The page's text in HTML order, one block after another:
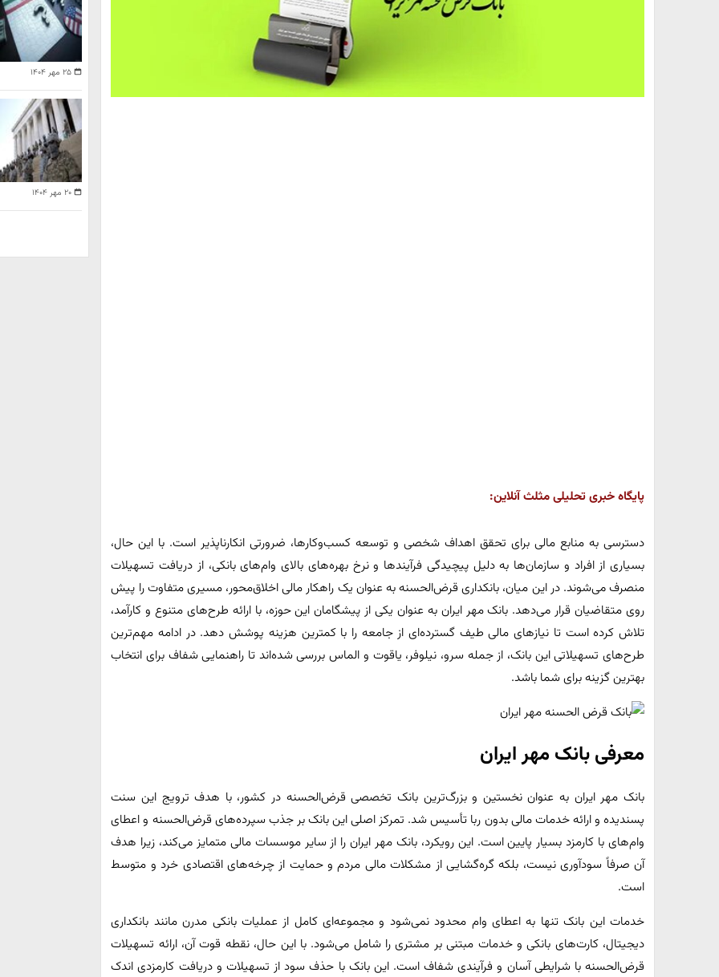
پایگاه خبری تحلیلی مثلث آنلاین:
دسترسی به منابع مالی برای تحقق اهداف شخصی و توسعه کسب‌وکارها، ضرورتی انکارناپذیر است. با این حال،
بسیاری از افراد و سازمان‌ها به دلیل پیچیدگی فرآیندها و نرخ بهره‌های بالای وام‌های بانکی، از دریافت تسهیلات
منصرف می‌شوند. در این میان، بانکداری قرض‌الحسنه به عنوان یک راهکار مالی اخلاق‌محور، مسیری متفاوت را پیش
روی متقاضیان قرار می‌دهد. بانک مهر ایران به عنوان یکی از پیشگامان این حوزه، با ارائه طرح‌های متنوع و کارآمد،
تلاش کرده است تا نیازهای مالی طیف گسترده‌ای از جامعه را با کمترین هزینه پوشش دهد. در ادامه مهم‌ترین
طرح‌های تسهیلاتی این بانک، از جمله سرو، نیلوفر، یاقوت و الماس بررسی شده‌اند تا راهنمایی شفاف برای انتخاب
بهترین گزینه برای شما باشد.
معرفی بانک مهر ایران
بانک مهر ایران به عنوان نخستین و بزرگ‌ترین بانک تخصصی قرض‌الحسنه در کشور، با هدف ترویج این سنت
پسندیده و ارائه خدمات مالی بدون ربا تأسیس شد. تمرکز اصلی این بانک بر جذب سپرده‌های قرض‌الحسنه و اعطای
وام‌های با کارمزد بسیار پایین است. این رویکرد، بانک مهر ایران را از سایر موسسات مالی متمایز می‌کند، زیرا هدف
آن صرفاً سودآوری نیست، بلکه گره‌گشایی از مشکلات مالی مردم و حمایت از چرخه‌های اقتصادی خرد و متوسط
است.
خدمات این بانک تنها به اعطای وام محدود نمی‌شود و مجموعه‌ای کامل از عملیات بانکی مدرن مانند بانکداری
دیجیتال، کارت‌های بانکی و خدمات مبتنی بر مشتری را شامل می‌شود. با این حال، نقطه قوت آن، ارائه تسهیلات
قرض‌الحسنه با شرایطی آسان و فرآیندی شفاف است. این بانک با حذف سود از تسهیلات و دریافت کارمزدی اندک
۲۵ مهر ۱۴۰۴
۲۰ مهر ۱۴۰۴